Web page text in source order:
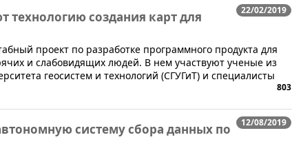
22/02/2019
технологию создания карт для
проект по разработке программного продукта для
и слабовидящих людей. В нем участвуют ученые из
геосистем и технологий (СГУГиТ) и специалисты
803
12/08/2019
систему сбора данных по